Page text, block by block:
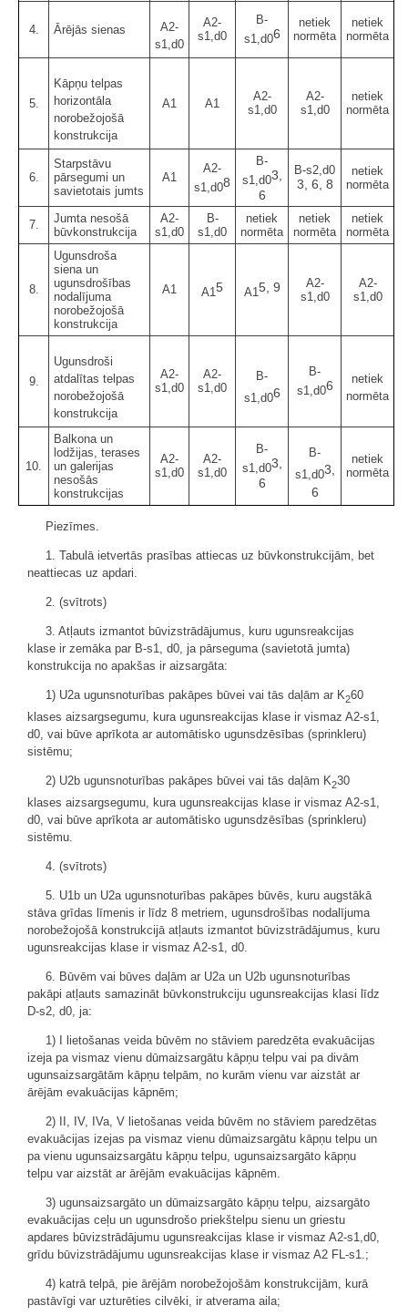
4. Ārējās sienas
A2-
s1,d0
A2-
s1,d0
B-
s1,d06
netiek
normēta
netiek
normēta
5.
Kāpņu telpas
horizontāla
norobežojošā
konstrukcija
A1 A1
A2-
s1,d0
A2-
s1,d0
netiek
normēta
6.
Starpstāvu
pārsegumi un
savietotais jumts
A1
A2-
s1,d08
B-
s1,d03,
6
B-s2,d0
3, 6, 8
netiek
normēta
7.
Jumta nesošā
būvkonstrukcija
A2-
s1,d0
B-
s1,d0
netiek
normēta
netiek
normēta
netiek
normēta
8.
Ugunsdroša
siena un
ugunsdrošības
nodalījuma
norobežojošā
konstrukcija
A1 A15 A15, 9
A2-
s1,d0
A2-
s1,d0
9.
Ugunsdroši
atdalītas telpas
norobežojošā
konstrukcija
A2-
s1,d0
A2-
s1,d0
B-
s1,d06
B-
s1,d06
netiek
normēta
10.
Balkona un
lodžijas, terases
un galerijas
nesošās
konstrukcijas
A2-
s1,d0
A2-
s1,d0
B-
s1,d03,
6
B-
s1,d03,
6
netiek
normēta
Piezīmes.
1. Tabulā ietvertās prasības attiecas uz būvkonstrukcijām, bet
neattiecas uz apdari.
2. (svītrots)
3. Atļauts izmantot būvizstrādājumus, kuru ugunsreakcijas
klase ir zemāka par B-s1, d0, ja pārseguma (savietotā jumta)
konstrukcija no apakšas ir aizsargāta:
1) U2a ugunsnoturības pakāpes būvei vai tās daļām ar K260
klases aizsargsegumu, kura ugunsreakcijas klase ir vismaz A2-s1,
d0, vai būve aprīkota ar automātisko ugunsdzēsības (sprinkleru)
sistēmu;
2) U2b ugunsnoturības pakāpes būvei vai tās daļām K230
klases aizsargsegumu, kura ugunsreakcijas klase ir vismaz A2-s1,
d0, vai būve aprīkota ar automātisko ugunsdzēsības (sprinkleru)
sistēmu.
4. (svītrots)
5. U1b un U2a ugunsnoturības pakāpes būvēs, kuru augstākā
stāva grīdas līmenis ir līdz 8 metriem, ugunsdrošības nodalījuma
norobežojošā konstrukcijā atļauts izmantot būvizstrādājumus, kuru
ugunsreakcijas klase ir vismaz A2-s1, d0.
6. Būvēm vai būves daļām ar U2a un U2b ugunsnoturības
pakāpi atļauts samazināt būvkonstrukciju ugunsreakcijas klasi līdz
D-s2, d0, ja:
1) I lietošanas veida būvēm no stāviem paredzēta evakuācijas
izeja pa vismaz vienu dūmaizsargātu kāpņu telpu vai pa divām
ugunsaizsargātām kāpņu telpām, no kurām vienu var aizstāt ar
ārējām evakuācijas kāpnēm;
2) II, IV, IVa, V lietošanas veida būvēm no stāviem paredzētas
evakuācijas izejas pa vismaz vienu dūmaizsargātu kāpņu telpu un
pa vienu ugunsaizsargātu kāpņu telpu, ugunsaizsargāto kāpņu
telpu var aizstāt ar ārējām evakuācijas kāpnēm.
3) ugunsaizsargāto un dūmaizsargāto kāpņu telpu, aizsargāto
evakuācijas ceļu un ugunsdrošo priekštelpu sienu un griestu
apdares būvizstrādājumu ugunsreakcijas klase ir vismaz A2-s1,d0,
grīdu būvizstrādājumu ugunsreakcijas klase ir vismaz A2 FL-s1.;
4) katrā telpā, pie ārējām norobežojošām konstrukcijām, kurā
pastāvīgi var uzturēties cilvēki, ir atverama aila;